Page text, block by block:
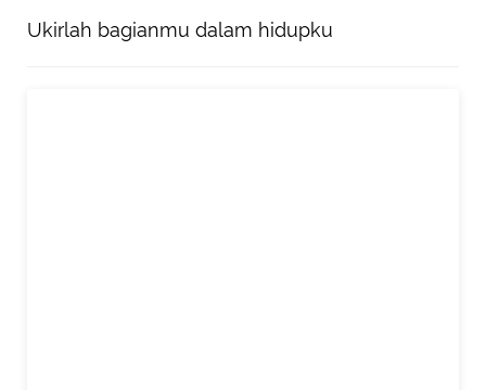
Ukirlah bagianmu dalam hidupku